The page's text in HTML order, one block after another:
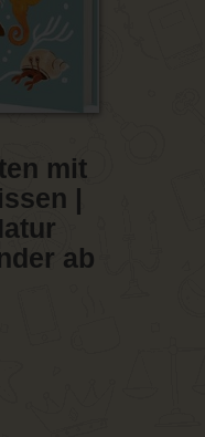
mit
|
ab